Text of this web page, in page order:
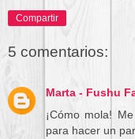
Compartir
5 comentarios:
Marta - Fushu
¡Cómo mola!
para hacer un